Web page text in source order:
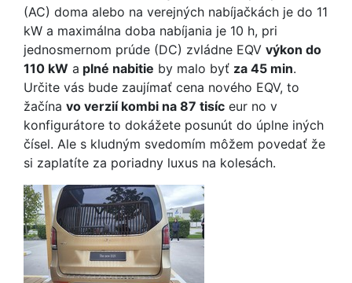
(AC) doma alebo na verejných nabíjačkách je do 11
kW a maximálna doba nabíjania je 10 h, pri
jednosmernom prúde (DC) zvládne EQV výkon do
110 kW a plné nabitie by malo byť za 45 min.
Určite vás bude zaujímať cena nového EQV, to
žačína vo verzií kombi na 87 tisíc eur no v
konfigurátore to dokážete posunút do úplne iných
čísel. Ale s kludným svedomím môžem povedať že
si zaplatíte za poriadny luxus na kolesách.